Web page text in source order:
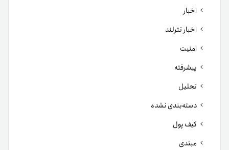
اخبار
اخبار تترلند
امنیت
پیشرفته
تحلیل
دسته‌بندی نشده
کیف پول
مبتدی